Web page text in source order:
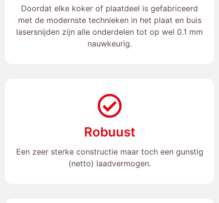
Doordat elke koker of plaatdeel is gefabriceerd
met de modernste technieken in het plaat en buis
lasersnijden zijn alle onderdelen tot op wel 0.1 mm
nauwkeurig.
Robuust
Een zeer sterke constructie maar toch een gunstig
(netto) laadvermogen.